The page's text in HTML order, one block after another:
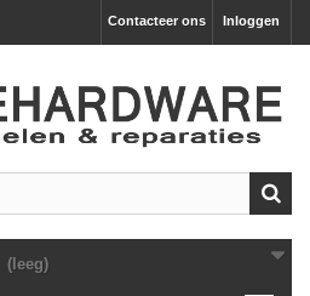
Inloggen
Contacteer ons
(leeg)